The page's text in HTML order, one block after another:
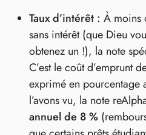
Taux d’intérêt : À moins
sans intérêt (que Dieu
obtenez un !), la note
C’est le coût d’emprunt
exprimé en pourcentage
l’avons vu, la note
annuel de 8 %